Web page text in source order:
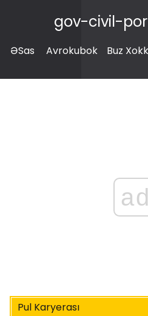
gov-civil-
ƏSas Avrokubok Buz
ad
Pul Karyerası